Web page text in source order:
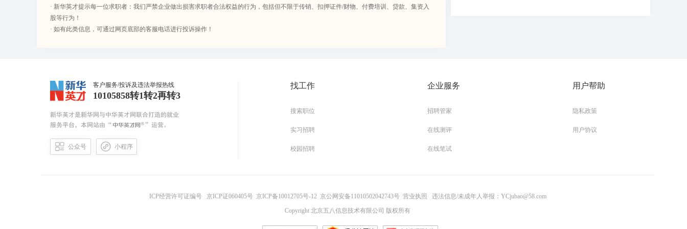
· 新华英才提示每一位求职者：我们严禁企业做出损害求职者合法权益的行为，包括但不限于传销、扣押证件/财物、付费培训、贷款、集资入
股等行为！
· 如有此类信息，可通过网页底部的客服电话进行投诉操作！
客户服务/投诉及违法举报热线
10105858转1转2再转3
公众号 小程序
找工作
搜索职位
实习招聘
校园招聘
企业服务
招聘管家
在线测评
在线笔试
用户帮助
隐私政策
用户协议
ICP经营许可证编号 京ICP证060405号 京ICP备10012705号-12 京公网安备11010502042743号 营业执照
违法信息/未成年人举报：YCjubao@58.com
Copyright 北京五八信息技术有限公司 版权所有